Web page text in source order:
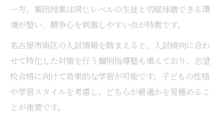
一方、集団授業は同じレベルの生徒と切磋琢磨できる環
境が整い、競争心を刺激しやすい点が特徴です。
名古屋市南区の入試情報を踏まえると、入試傾向に合わ
せて特化した対策を行う個別指導塾も増えており、志望
校合格に向けて効果的な学習が可能です。子どもの性格
や学習スタイルを考慮し、どちらが最適かを見極めるこ
とが重要です。